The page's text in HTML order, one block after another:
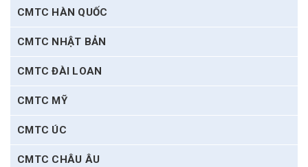
CMTC HÀN QUỐC
CMTC NHẬT BẢN
CMTC ĐÀI LOAN
CMTC MỸ
CMTC ÚC
CMTC CHÂU ÂU